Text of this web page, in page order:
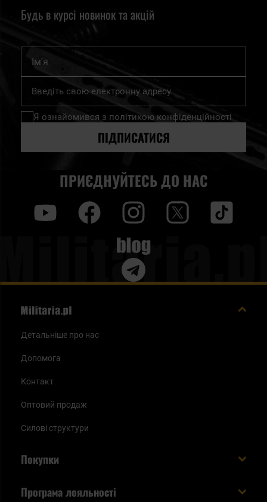
Будь в курсі новинок та акцій
Підпишіться
нашу
розсилку
Я ознайомився з політикою конфіденційності
ПІДПИСАТИСЯ
ПРИЄДНУЙТЕСЬ ДО НАС
Blog
Детальніше про нас
Допомога
Контакт
Оптовий продаж
Силові структури
Покупки
Програма лояльності